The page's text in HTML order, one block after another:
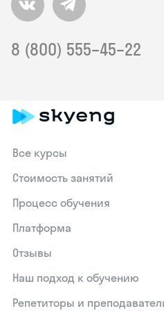
8 (800) 555–45–22
Все курсы
Стоимость занятий
Процесс обучения
Платформа
Отзывы
Наш подход к обучению
Репетиторы и